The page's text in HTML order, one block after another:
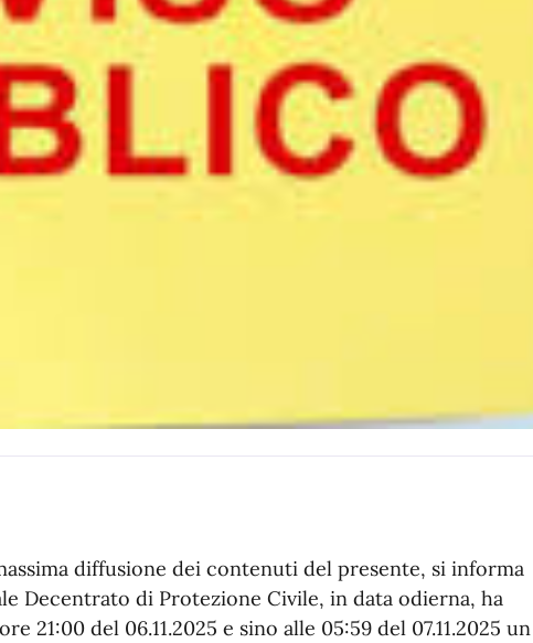
diffusione dei contenuti del presente, si informa
Decentrato di Protezione Civile, in data odierna, ha
21:00 del 06.11.2025 e sino alle 05:59 del 07.11.2025 un